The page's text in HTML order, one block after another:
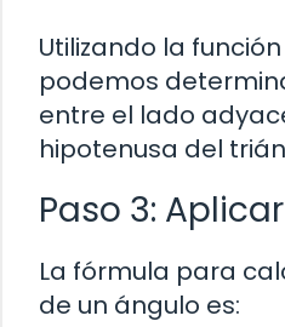
Utilizando la
podemos
entre el lado
hipotenusa del
Paso 3:
La fórmula para
de un ángulo es: